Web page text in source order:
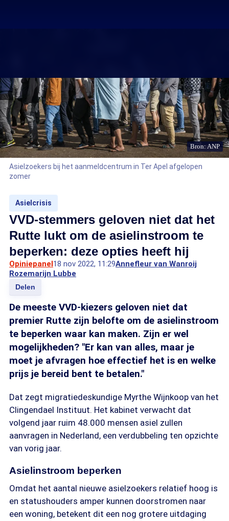
Bron: ANP
Asielzoekers bij het aanmeldcentrum in Ter Apel afgelopen
zomer
Asielcrisis
VVD-stemmers geloven niet dat het
Rutte lukt om de asielinstroom te
beperken: deze opties heeft hij
Opiniepanel18 nov 2022, 11:29Annefleur van Wanroij
Rozemarijn Lubbe
Delen
De meeste VVD-kiezers geloven niet dat
premier Rutte zijn belofte om de asielinstroom
te beperken waar kan maken. Zijn er wel
mogelijkheden? "Er kan van alles, maar je
moet je afvragen hoe effectief het is en welke
prijs je bereid bent te betalen."
Dat zegt migratiedeskundige Myrthe Wijnkoop van het
Clingendael Instituut. Het kabinet verwacht dat
volgend jaar ruim 48.000 mensen asiel zullen
aanvragen in Nederland, een verdubbeling ten opzichte
van vorig jaar.
Asielinstroom beperken
Omdat het aantal nieuwe asielzoekers relatief hoog is
en statushouders amper kunnen doorstromen naar
een woning, betekent dit een nog grotere uitdaging